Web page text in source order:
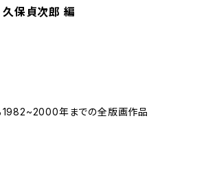
保貞次郎 編
1982~2000年までの全版画作品